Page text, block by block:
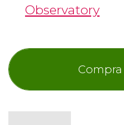
Observatory